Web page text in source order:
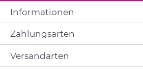
Informationen
Zahlungsarten
Versandarten